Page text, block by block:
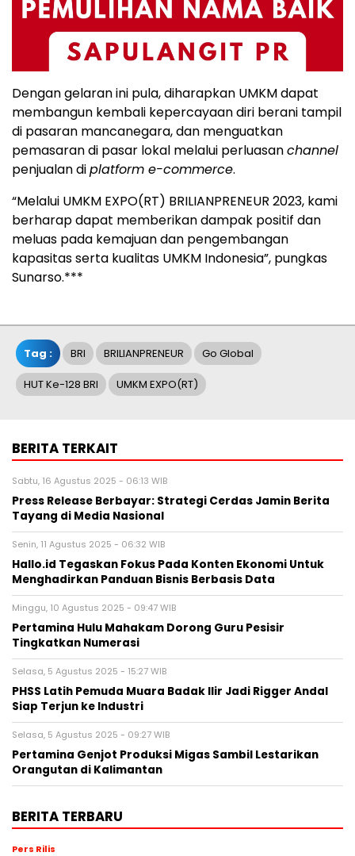
Dengan gelaran ini pula, diharapkan UMKM dapat
membangun kembali kepercayaan diri berani tampil
di pasaran mancanegara, dan menguatkan
pemasaran di pasar lokal melalui perluasanchannel
penjualan diplatform e-commerce.
“Melalui UMKM EXPO(RT) BRILIANPRENEUR 2023, kami
berharap dapat memberikan dampak positif dan
meluas pada kemajuan dan pengembangan
kapasitas serta kualitas UMKM Indonesia”, pungkas
Sunarso.***
Tag : BRI BRILIANPRENEUR Go Global
HUT Ke-128 BRI UMKM EXPO(RT)
BERITA TERKAIT
Sabtu, 16 Agustus 2025 - 06:13 WIB
Press Release Berbayar: Strategi Cerdas Jamin Berita
Tayang di Media Nasional
Senin, 11 Agustus 2025 - 06:32 WIB
Hallo.id Tegaskan Fokus Pada Konten Ekonomi Untuk
Menghadirkan Panduan Bisnis Berbasis Data
Minggu, 10 Agustus 2025 - 09:47 WIB
Pertamina Hulu Mahakam Dorong Guru Pesisir
Tingkatkan Numerasi
Selasa, 5 Agustus 2025 - 15:27 WIB
PHSS Latih Pemuda Muara Badak Ilir Jadi Rigger Andal
Siap Terjun ke Industri
Selasa, 5 Agustus 2025 - 09:27 WIB
Pertamina Genjot Produksi Migas Sambil Lestarikan
Orangutan di Kalimantan
BERITA TERBARU
Pers Rilis